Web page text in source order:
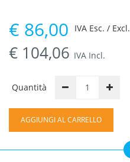
€ 86,00
€ 104,06 IVA Incl.
IVA Esc. / Excl.
Quantità
AGGIUNGI AL CARRELLO